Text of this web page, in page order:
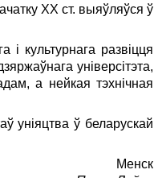
ХХ ст. выяўляўся ў
культурнага развіцця
універсітэта,
а нейкая тэхнічная
уніяцтва ў беларускай
Менск